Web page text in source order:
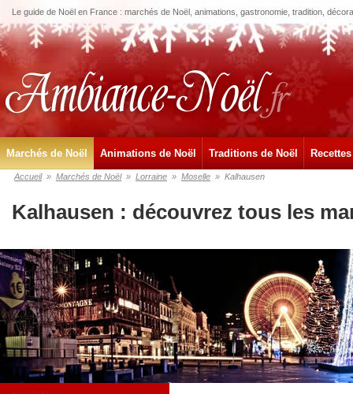
Le guide de Noël en France : marchés de Noël, animations, gastronomie, tradition,
Marchés de Noël Animations de Noël Traditions de Noël
Accueil » Marchés de Noël » Lorraine » Moselle » Kalhausen
Kalhausen : découvrez tous les